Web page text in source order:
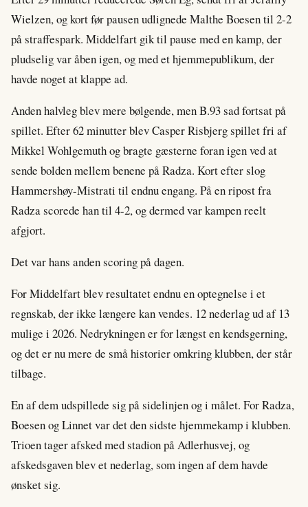
Wielzen, og kort før pausen udlignede Malthe Boesen til 2-2
på straffespark. Middelfart gik til pause med en kamp, der
pludselig var åben igen, og med et hjemmepublikum, der
havde noget at klappe ad.
Anden halvleg blev mere bølgende, men B.93 sad fortsat på
spillet. Efter 62 minutter blev Casper Risbjerg spillet fri af
Mikkel Wohlgemuth og bragte gæsterne foran igen ved at
sende bolden mellem benene på Radza. Kort efter slog
Hammershøy-Mistrati til endnu engang. På en ripost fra
Radza scorede han til 4-2, og dermed var kampen reelt
afgjort.
Det var hans anden scoring på dagen.
For Middelfart blev resultatet endnu en optegnelse i et
regnskab, der ikke længere kan vendes. 12 nederlag ud af 13
mulige i 2026. Nedrykningen er for længst en kendsgerning,
og det er nu mere de små historier omkring klubben, der står
tilbage.
En af dem udspillede sig på sidelinjen og i målet. For Radza,
Boesen og Linnet var det den sidste hjemmekamp i klubben.
Trioen tager afsked med stadion på Adlerhusvej, og
afskedsgaven blev et nederlag, som ingen af dem havde
ønsket sig.